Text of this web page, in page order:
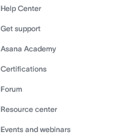
Help Center
Get support
Asana Academy
Certifications
Forum
Resource center
Events and webinars